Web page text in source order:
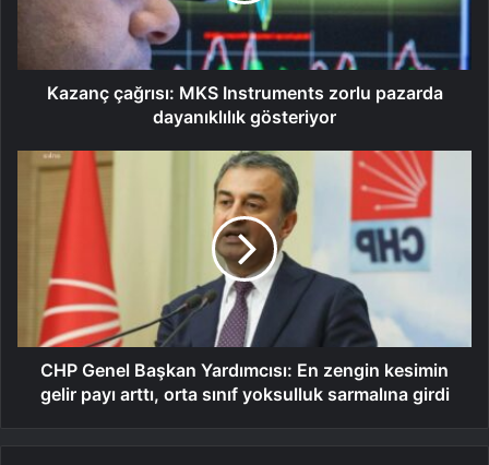
Kazanç çağrısı: MKS Instruments zorlu pazarda
dayanıklılık gösteriyor
CHP Genel Başkan Yardımcısı: En zengin kesimin
gelir payı arttı, orta sınıf yoksulluk sarmalına girdi